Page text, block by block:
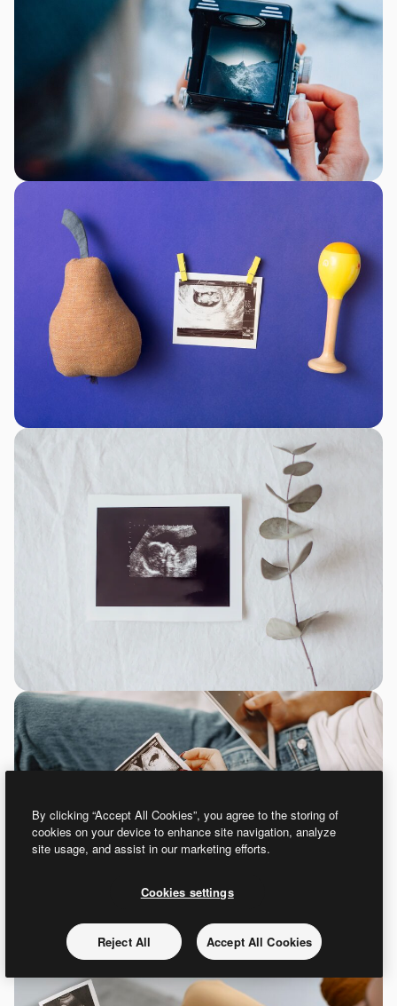
By clicking “Accept All Cookies”, you agree to the storing of
cookies on your device to enhance site navigation, analyze
site usage, and assist in our marketing efforts.
Cookies settings
Reject All Accept All Cookies